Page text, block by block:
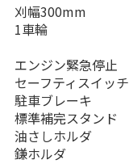
刈幅300mm
1車輪
エンジン緊急停止
セーフティスイッチ
駐車ブレーキ
標準補完スタンド
油さしホルダ
鎌ホルダ